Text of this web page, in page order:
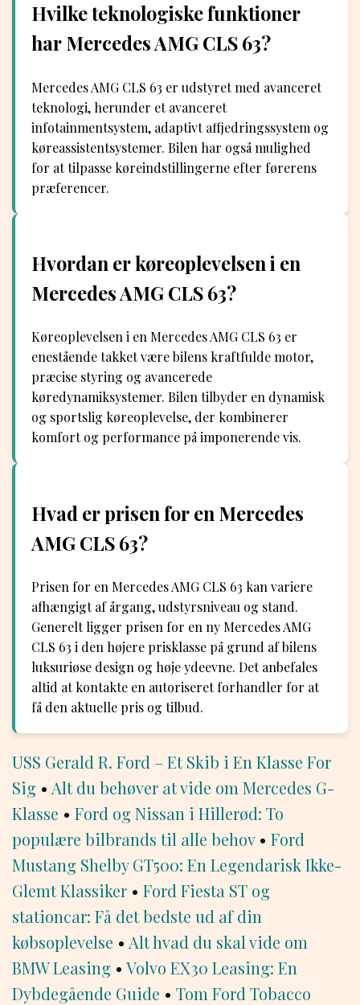
Hvilke teknologiske funktioner
har Mercedes AMG CLS 63?
Mercedes AMG CLS 63 er udstyret med avanceret
teknologi, herunder et avanceret
infotainmentsystem, adaptivt affjedringssystem og
køreassistentsystemer. Bilen har også mulighed
for at tilpasse køreindstillingerne efter førerens
præferencer.
Hvordan er køreoplevelsen i en
Mercedes AMG CLS 63?
Køreoplevelsen i en Mercedes AMG CLS 63 er
enestående takket være bilens kraftfulde motor,
præcise styring og avancerede
køredynamiksystemer. Bilen tilbyder en dynamisk
og sportslig køreoplevelse, der kombinerer
komfort og performance på imponerende vis.
Hvad er prisen for en Mercedes
AMG CLS 63?
Prisen for en Mercedes AMG CLS 63 kan variere
afhængigt af årgang, udstyrsniveau og stand.
Generelt ligger prisen for en ny Mercedes AMG
CLS 63 i den højere prisklasse på grund af bilens
luksuriøse design og høje ydeevne. Det anbefales
altid at kontakte en autoriseret forhandler for at
få den aktuelle pris og tilbud.
USS Gerald R. Ford – Et Skib i En Klasse For
Sig • Alt du behøver at vide om Mercedes G-
Klasse • Ford og Nissan i Hillerød: To
populære bilbrands til alle behov• Ford
Mustang Shelby GT500: En Legendarisk Ikke-
Glemt Klassiker • Ford Fiesta ST og
stationcar: Få det bedste ud af din
købsoplevelse • Alt hvad du skal vide om
BMW Leasing • Volvo EX30 Leasing: En
Dybdegående Guide • Tom Ford Tobacco